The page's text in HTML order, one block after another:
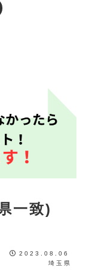
一致)
2023.08.06
埼玉県